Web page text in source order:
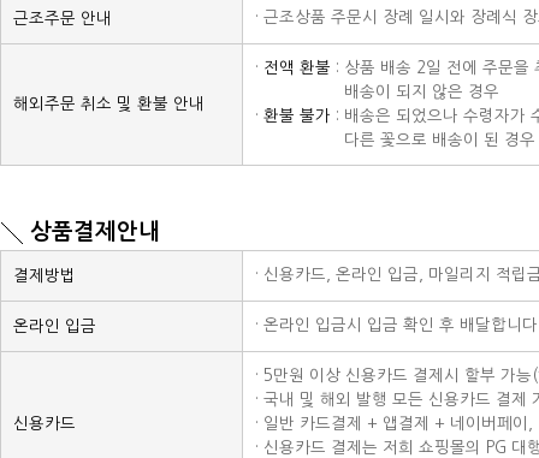
근조주문 안내 · 근조상품 주문시 장례 일시와 장례식
해외주문 취소 및 환불 안내
· 전액 환불 : 상품 배송 2일 전에 주문을
배송이 되지 않은 경우
· 환불 불가 : 배송은 되었으나 수령자가
다른 꽃으로 배송이 된 경
상품결제안내
결제방법 · 신용카드, 온라인 입금, 마일리지 적
온라인 입금 · 온라인 입금시 입금 확인 후 배달합니
신용카드
· 5만원 이상 신용카드 결제시 할부 가
· 국내 및 해외 발행 모든 신용카드 결제
· 일반 카드결제 + 앱결제 + 네이버페이
· 신용카드 결제는 저희 쇼핑몰의 PG 대